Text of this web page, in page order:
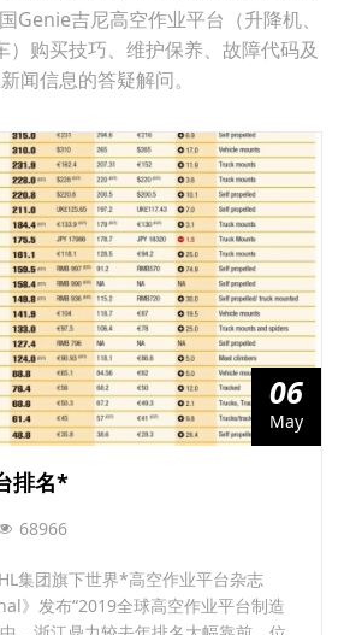
Genie吉尼高空作业平台（升降机、
）购买技巧、维护保养、故障代码及
闻信息的答疑解问。
06
May
排名*
68966
集团旗下世界*高空作业平台杂志
》发布“2019全球高空作业平台制造